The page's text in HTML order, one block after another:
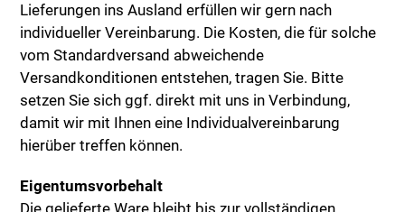
Lieferungen ins Ausland erfüllen wir gern nach
individueller Vereinbarung. Die Kosten, die für solche
vom Standardversand abweichende
Versandkonditionen entstehen, tragen Sie. Bitte
setzen Sie sich ggf. direkt mit uns in Verbindung,
damit wir mit Ihnen eine Individualvereinbarung
hierüber treffen können.
Eigentumsvorbehalt
Die gelieferte Ware bleibt bis zur vollständigen